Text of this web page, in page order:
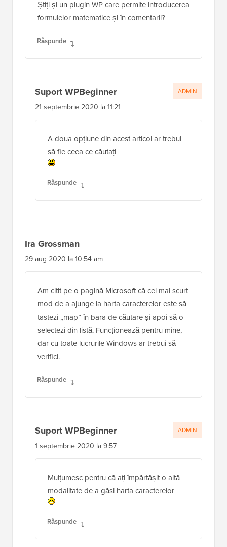
Știți și un plugin WP care permite introducerea
formulelor matematice și în comentarii?
Răspunde
Suport WPBeginner
21 septembrie 2020 la 11:21
A doua opțiune din acest articol ar trebui
să fie ceea ce căutați
Răspunde
ADMIN
Ira Grossman
29 aug 2020 la 10:54 am
Am citit pe o pagină Microsoft că cel mai scurt
mod de a ajunge la harta caracterelor este să
tastezi „map” în bara de căutare și apoi să o
selectezi din listă. Funcționează pentru mine,
dar cu toate lucrurile Windows ar trebui să
verifici.
Răspunde
Suport WPBeginner
1 septembrie 2020 la 9:57
Mulțumesc pentru că ați împărtășit o altă
modalitate de a găsi harta caracterelor
Răspunde
ADMIN